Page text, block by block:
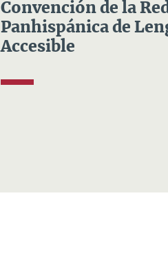
Convención de la
Panhispánica de
Accesible